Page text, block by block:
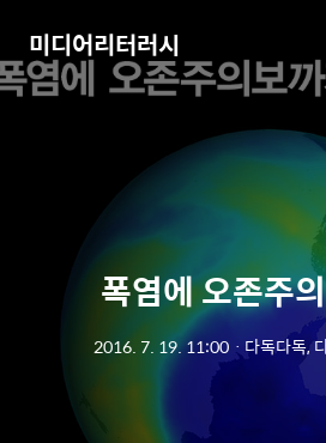
미디어리터러시
폭염에 오존주
2016. 7. 19. 11:00ㆍ 다독다독,